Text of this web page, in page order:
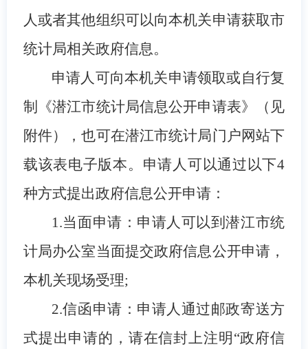
人或者其他组织可以向本机关申请获取市
统计局相关政府信息。
申请人可向本机关申请领取或自行复
制《潜江市统计局信息公开申请表》（见
附件），也可在潜江市统计局门户网站下
载该表电子版本。申请人可以通过以下4
种方式提出政府信息公开申请：
1.当面申请：申请人可以到潜江市统
计局办公室当面提交政府信息公开申请，
本机关现场受理;
2.信函申请：申请人通过邮政寄送方
式提出申请的，请在信封上注明“政府信